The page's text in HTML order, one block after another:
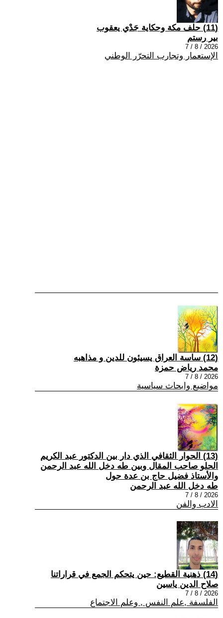
(11) حلف مكة وحكاية جَدْي يعقوب
بير رستم
2026 / 8 / 7
الإستعمار وتجارب التحرّر الوطني
(12) ساسة العراق يسيئون للدين و مذاهبه
محمد رياض حمزة
2026 / 8 / 7
مواضيع وابحاث سياسية
(13) الحوار الثقافي الذي دار بين الدكتور عبد الكريم
الحلو صاحب المقال وبين طه دخل الله عبد الرحمن
والأستاذ فضيل حاج بن عدة حول
طه دخل الله عبد الرحمن
2026 / 8 / 7
الادب والفن
(14) ذهنية القطيع: حين يتحكم الجمع في قراراتنا
صلاح الدين ياسين
2026 / 8 / 7
الفلسفة ,علم النفس , وعلم الاجتماع